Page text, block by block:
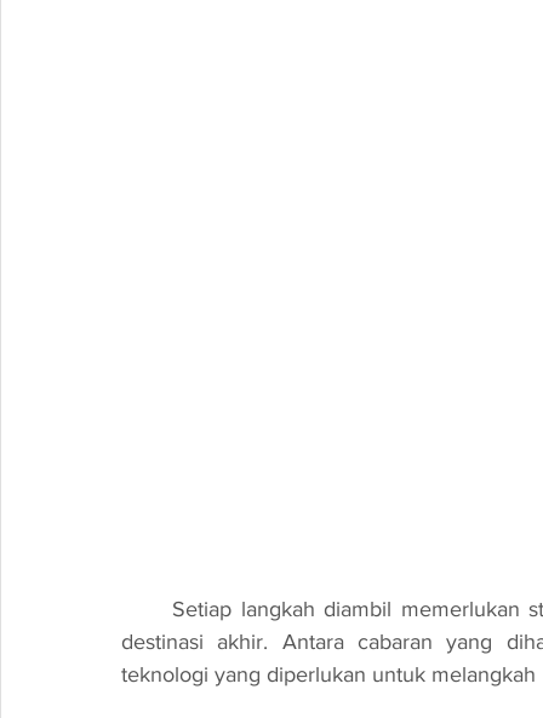
destinasi akhir. Antara cabaran yang
teknologi yang diperlukan untuk